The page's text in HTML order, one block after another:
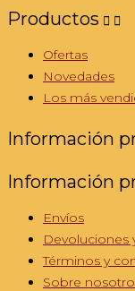
Productos  
Ofertas
Novedades
Los más
Información
Información
Envíos
Devoluciones
Términos y
Sobre